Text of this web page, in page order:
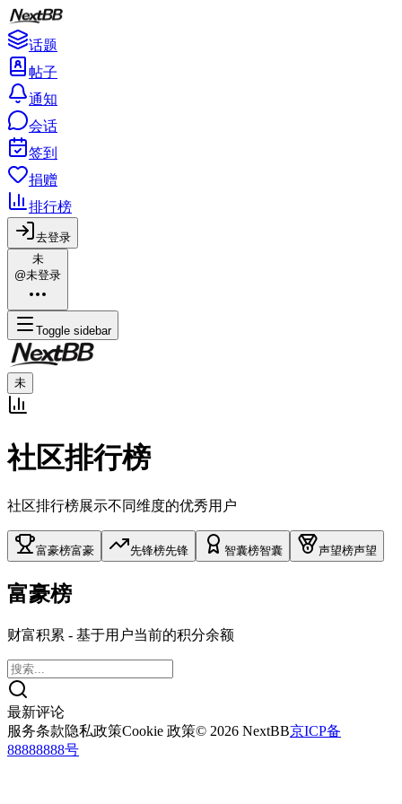
话题
帖子
通知
会话
签到
捐赠
排行榜
去登录
未
@未登录
Toggle sidebar
未
社区排行榜
社区排行榜展示不同维度的优秀用户
富豪榜富豪 先锋榜先锋 智囊榜智囊 声望榜声望
富豪榜
财富积累 - 基于用户当前的积分余额
最新评论
服务条款隐私政策Cookie 政策© 2026 NextBB京ICP备
88888888号